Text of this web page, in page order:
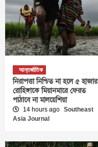
আন্তর্জাতিক
নিরাপত্তা নিশ্চিত না হলে ৫ হাজার
রোহিঙ্গাকে মিয়ানমারে ফেরত
পাঠাবে না মালয়েশিয়া
14 hours ago Southeast
Asia Journal